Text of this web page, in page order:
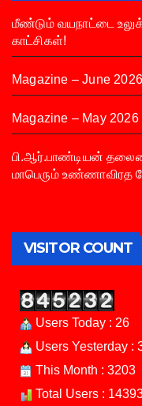
மீண்டும் வயநாட்டை
காட்சிகள்!
Magazine – June 2026
Magazine – May 2026
பி.ஆர்.பாண்டியன்
மாபெரும் உண்ணாவிரத
VISITOR COUNT
Users Today : 26
Users Yesterday :
This Month : 3203
Total Users :